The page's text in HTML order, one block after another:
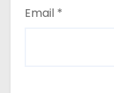
Email *